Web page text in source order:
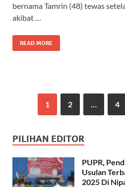
bernama Tamrin (48) tewas
akibat …
READ MORE
1 2 4
PILIHAN EDITOR
PUPR,
Usulan
2025 Di